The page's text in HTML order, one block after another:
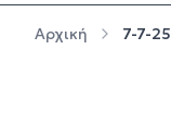
Αρχική 7-7-25